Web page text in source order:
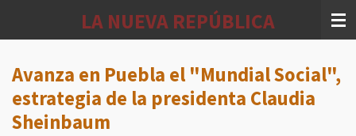
principal
LA NUEVA REPÚBLICA
Avanza en Puebla el "Mundial Social",
estrategia de la presidenta Claudia
Sheinbaum